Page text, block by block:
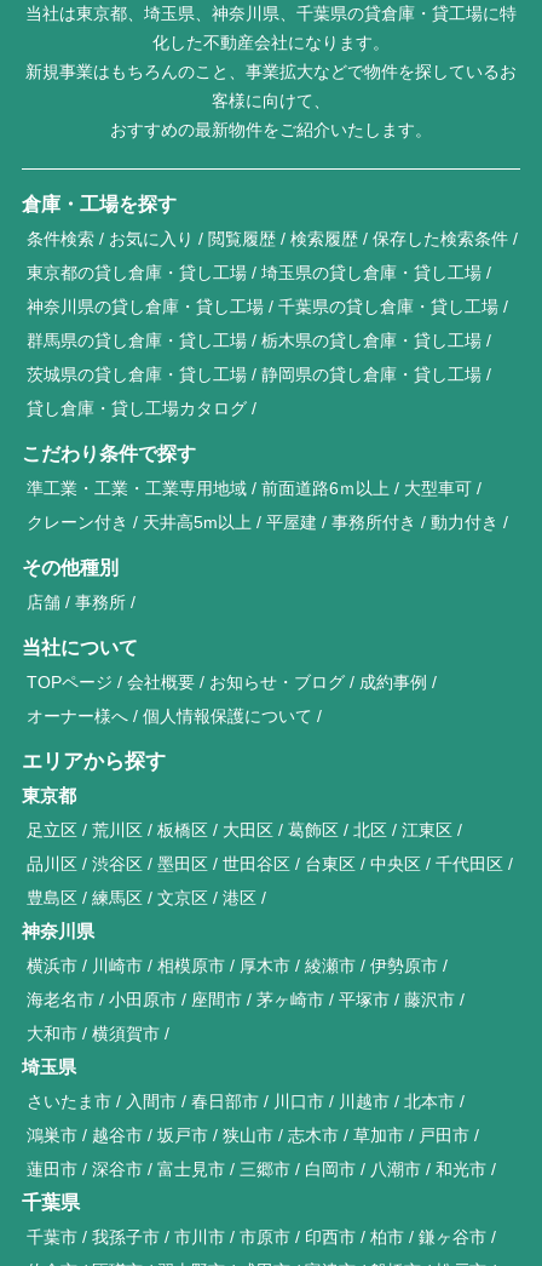
当社は東京都、埼玉県、神奈川県、千葉県の貸倉庫・貸工場に特
化した不動産会社になります。
新規事業はもちろんのこと、事業拡大などで物件を探しているお
客様に向けて、
おすすめの最新物件をご紹介いたします。
倉庫・工場を探す
条件検索 お気に入り 閲覧履歴 検索履歴
保存した検索条件
東京都の貸し倉庫・貸し工場
埼玉県の貸し倉庫・貸し工場
神奈川県の貸し倉庫・貸し工場
千葉県の貸し倉庫・貸し工場
群馬県の貸し倉庫・貸し工場
栃木県の貸し倉庫・貸し工場
茨城県の貸し倉庫・貸し工場
静岡県の貸し倉庫・貸し工場
貸し倉庫・貸し工場カタログ
こだわり条件で探す
準工業・工業・工業専用地域 前面道路6ｍ以上
大型車可
クレーン付き
天井高5m以上 平屋建 事務所付き 動力付き
その他種別
店舗 事務所
当社について
TOPページ 会社概要 お知らせ・ブログ
成約事例
オーナー様へ
個人情報保護について
エリアから探す
東京都
足立区 荒川区 板橋区 大田区 葛飾区 北区
江東区
品川区
渋谷区 墨田区 世田谷区 台東区 中央区
千代田区
豊島区
練馬区 文京区 港区
神奈川県
横浜市 川崎市 相模原市 厚木市 綾瀬市
伊勢原市
海老名市
小田原市 座間市 茅ヶ崎市 平塚市
藤沢市
大和市
横須賀市
埼玉県
さいたま市 入間市 春日部市 川口市 川越市
北本市
鴻巣市
越谷市 坂戸市 狭山市 志木市 草加市
戸田市
蓮田市
深谷市 富士見市 三郷市 白岡市 八潮市 和光市
千葉県
千葉市 我孫子市 市川市 市原市 印西市 柏市
鎌ヶ谷市